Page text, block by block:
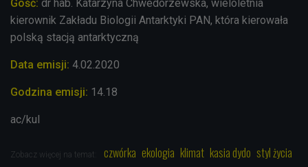
Gość: dr hab. Katarzyna Chwedorzewska, wieloletnia
kierownik Zakładu Biologii Antarktyki PAN, która kierowała
polską stacją antarktyczną
Data emisji: 4.02.2020
Godzina emisji: 14.18
ac/kul
Zobacz więcej na temat: czwórka ekologia klimat kasia dydo styl życia